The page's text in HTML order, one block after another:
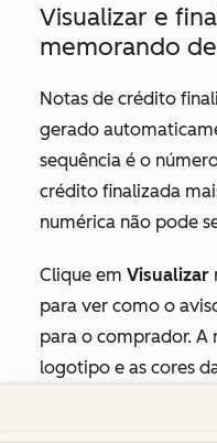
Visualizar e
memorando
Notas de crédito
gerado
sequência é o
crédito finalizada
numérica não pode
Clique em Visualizar
para ver como o
para o comprador. A
logotipo e as cores